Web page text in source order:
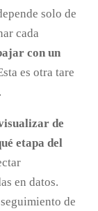
solo de
cada
con un
es otra tare
de
etapa del
en datos.
de